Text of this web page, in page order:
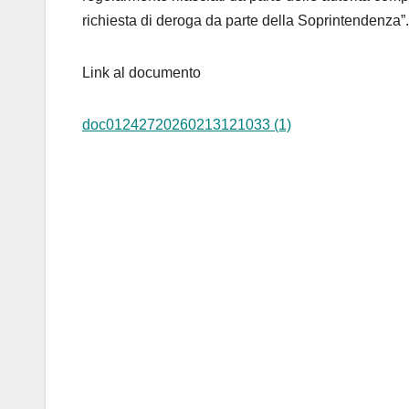
richiesta di deroga da parte della
Link al documento
doc01242720260213121033 (1)